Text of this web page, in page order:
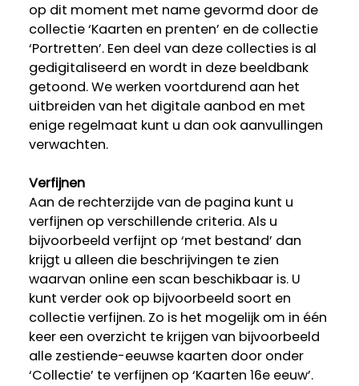
op dit moment met name gevormd door de
collectie ‘Kaarten en prenten’ en de collectie
‘Portretten’. Een deel van deze collecties is al
gedigitaliseerd en wordt in deze beeldbank
getoond. We werken voortdurend aan het
uitbreiden van het digitale aanbod en met
enige regelmaat kunt u dan ook aanvullingen
verwachten.
Verfijnen
Aan de rechterzijde van de pagina kunt u
verfijnen op verschillende criteria. Als u
bijvoorbeeld verfijnt op ‘met bestand’ dan
krijgt u alleen die beschrijvingen te zien
waarvan online een scan beschikbaar is. U
kunt verder ook op bijvoorbeeld soort en
collectie verfijnen. Zo is het mogelijk om in één
keer een overzicht te krijgen van bijvoorbeeld
alle zestiende-eeuwse kaarten door onder
‘Collectie’ te verfijnen op ‘Kaarten 16e eeuw’.